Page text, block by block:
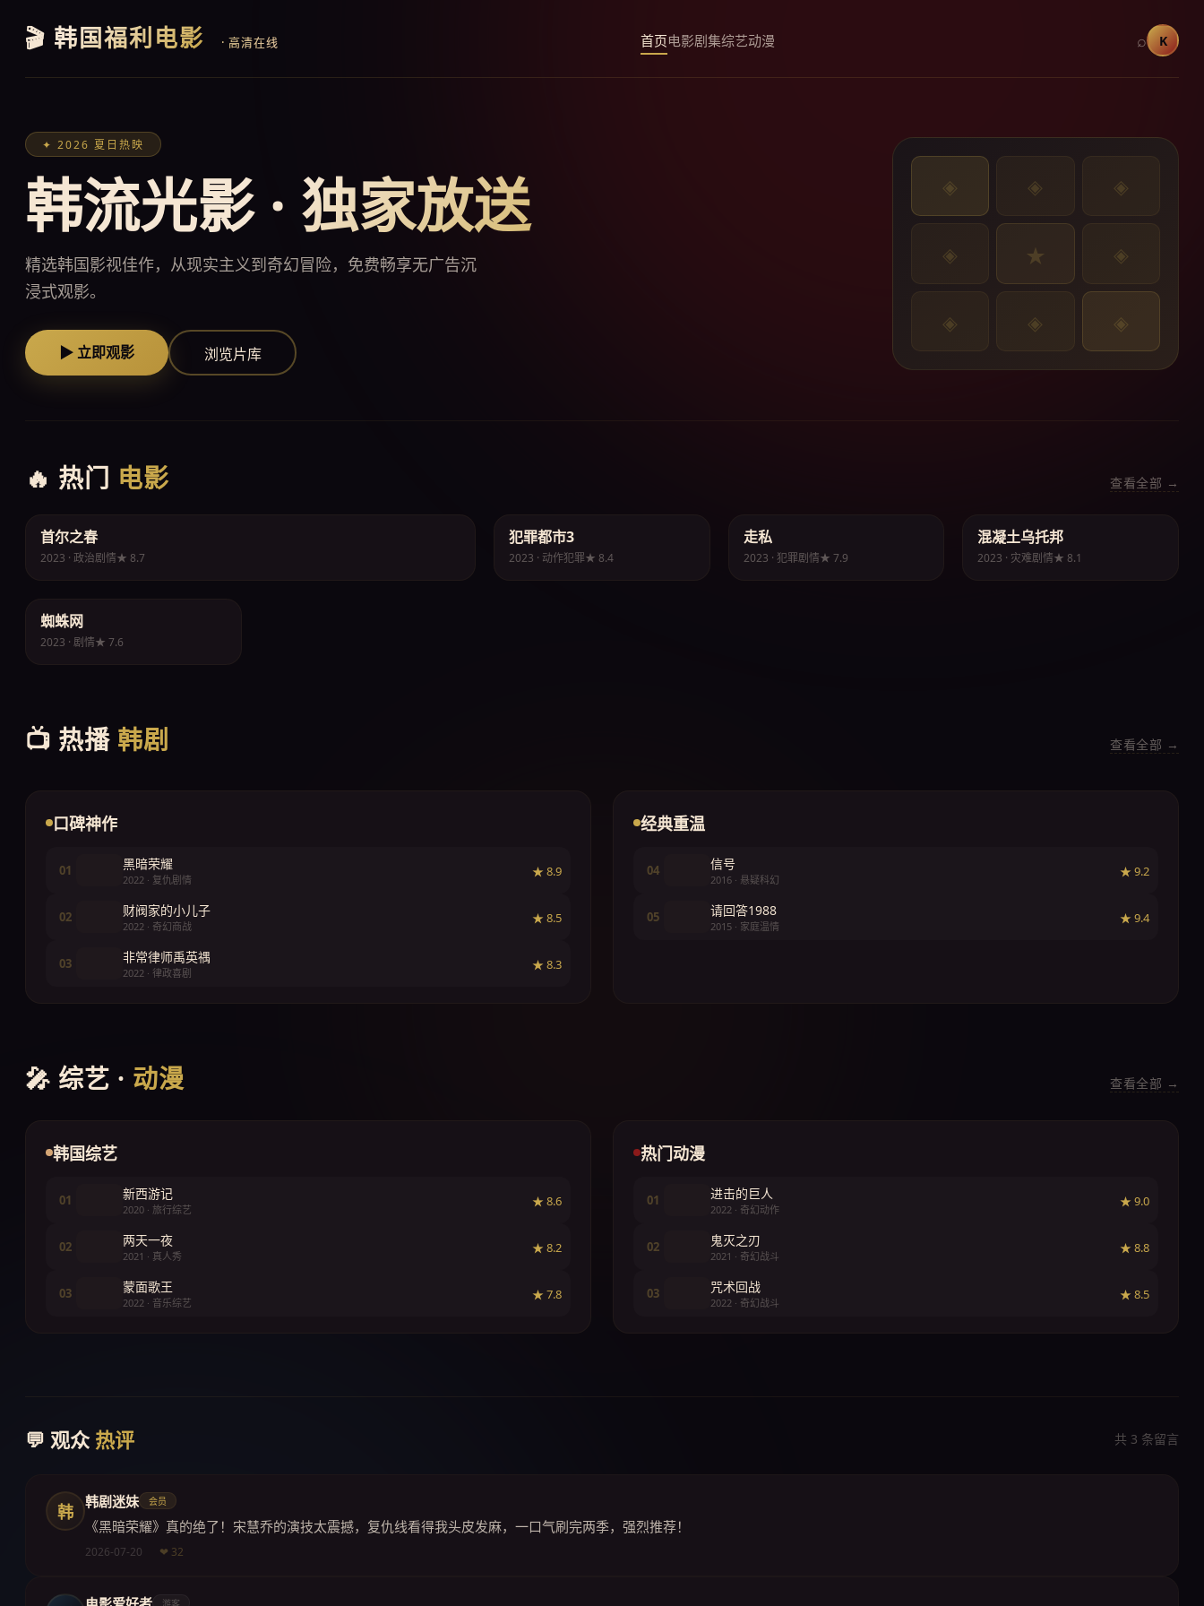
🎬 韩国福利电影 · 高清在线 首页电影剧集综艺动漫 ⌕ K
✦ 2026 夏日热映
韩流光影 · 独家放送
精选韩国影视佳作，从现实主义到奇幻冒险，免费畅享无广告沉
浸式观影。
▶ 立即观影 浏览片库
◈ ◈ ◈
◈ ★ ◈
◈ ◈ ◈
🔥 热门 电影 查看全部 →
🔥 年度必看
首尔之春
2023 · 政治剧情★ 8.7
⚡ 动作
犯罪都市3
2023 · 动作犯罪★ 8.4
🎭 犯罪
走私
2023 · 犯罪剧情★ 7.9
🌆 灾难
混凝土乌托邦
2023 · 灾难剧情★ 8.1
🎬 剧情
蜘蛛网
2023 · 剧情★ 7.6
📺 热播 韩剧 查看全部 →
口碑神作
01 黑暗荣耀
2022 · 复仇剧情
★ 8.9
02 财阀家的小儿子
2022 · 奇幻商战
★ 8.5
03 非常律师禹英禑
2022 · 律政喜剧
★ 8.3
经典重温
04 信号
2016 · 悬疑科幻
★ 9.2
05 请回答1988
2015 · 家庭温情
★ 9.4
🎤 综艺 · 动漫 查看全部 →
韩国综艺
01 新西游记
2020 · 旅行综艺
★ 8.6
02 两天一夜
2021 · 真人秀
★ 8.2
03 蒙面歌王
2022 · 音乐综艺
★ 7.8
热门动漫
01 进击的巨人
2022 · 奇幻动作
★ 9.0
02 鬼灭之刃
2021 · 奇幻战斗
★ 8.8
03 咒术回战
2022 · 奇幻战斗
★ 8.5
💬 观众 热评 共 3 条留言
韩 韩剧迷妹 会员
《黑暗荣耀》真的绝了！宋慧乔的演技太震撼，复仇线看得我头皮发麻，一口气刷完两季，强烈推荐！
2026-07-20 ❤ 32
游客